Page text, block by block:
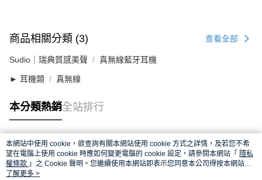
商品相關分類 (3) 查看全部
Sudio｜瑞典質感美聲 真無線藍牙耳機
► 耳機類 真無線
本分類熱銷全站排行
熱門標籤
本網站中使用 cookie，欲查詢有關本網站使用 cookie 方式之詳情，及若您不希
望在電腦上使用 cookie 時應如何變更電腦的 cookie 設定，請參閱本網站「 隱私
權條款 」之 Cookie 聲明。您繼續使用本網站即表示您同意本公司得按本網站使
用條款之 Cookie 聲明使用 cookie。
了解更多 >